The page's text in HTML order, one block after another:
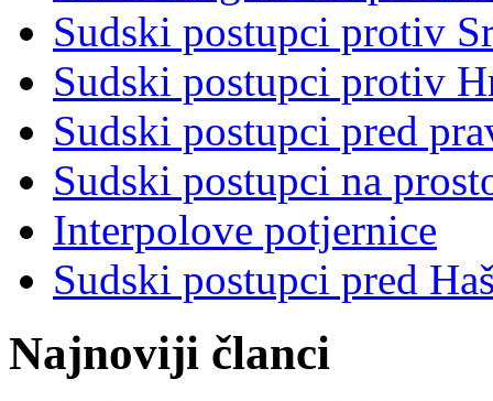
Sudski postupci protiv
Sudski postupci protiv
Sudski postupci pred
Sudski postupci na
Interpolove potjernice
Sudski postupci pred
Najnoviji članci